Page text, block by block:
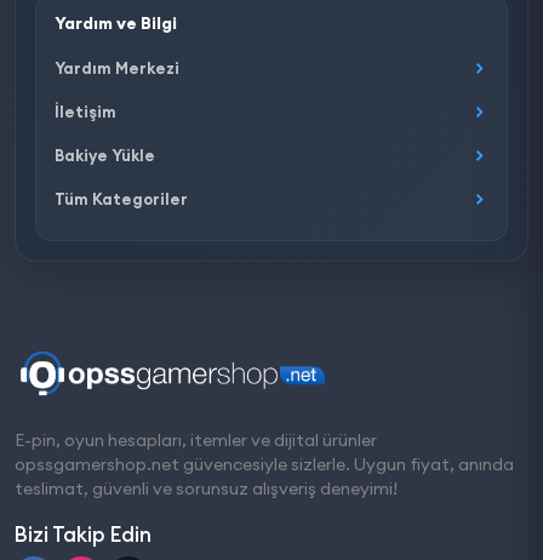
Yardım ve Bilgi
Yardım Merkezi
İletişim
Bakiye Yükle
Tüm Kategoriler
E-pin, oyun hesapları, itemler ve dijital ürünler
opssgamershop.net güvencesiyle sizlerle. Uygun fiyat, anında
teslimat, güvenli ve sorunsuz alışveriş deneyimi!
Bizi Takip Edin